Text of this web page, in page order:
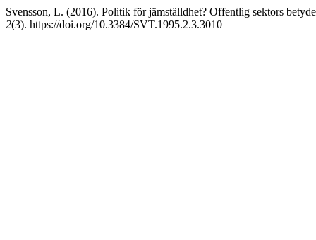
Svensson, L. (2016). Politik för jämställdhet? Offentlig sektors
2(3). https://doi.org/10.3384/SVT.1995.2.3.3010